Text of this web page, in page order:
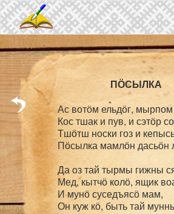
Skip to main content
Ас вотӧм ельдӧг, мырпом
Кос тшак и пув, и сэтӧр
Тшӧтш носки гоз и
Пӧсылка мамлӧн дасьӧн
Да оз тай тырмы гижны
Мед, кытчӧ колӧ, ящик
И мунӧ суседъясӧ мам,
Он куж кӧ, быть тай